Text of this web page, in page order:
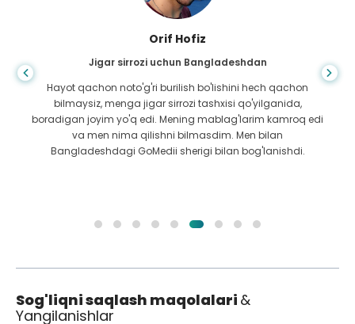
Orif Hofiz
Jigar sirrozi uchun Bangladeshdan
Hayot qachon noto'g'ri burilish bo'lishini hech qachon
bilmaysiz, menga jigar sirrozi tashxisi qo'yilganida,
boradigan joyim yo'q edi. Mening mablag'larim kamroq edi
va men nima qilishni bilmasdim. Men bilan
Bangladeshdagi GoMedii sherigi bilan bog'lanishdi.
Sog'liqni saqlash maqolalari &
Yangilanishlar